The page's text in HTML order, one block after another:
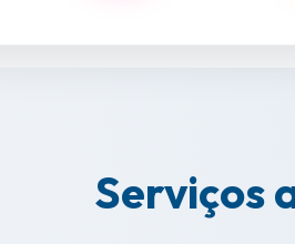
Serviços